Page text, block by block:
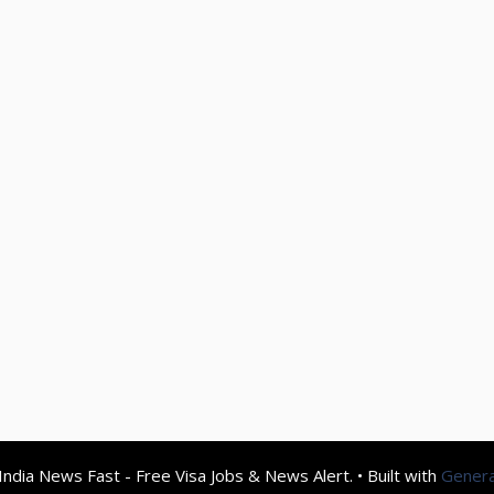
News Fast - Free Visa Jobs & News Alert. • Built with